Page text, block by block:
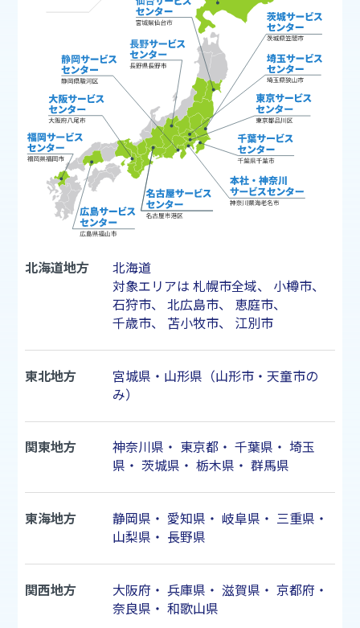
北海道地方
北海道
対象エリアは 札幌市全域、 小樽市、
石狩市、 北広島市、 恵庭市、
千歳市、 苫小牧市、 江別市
東北地方
宮城県・山形県（山形市・天童市の
み）
関東地方 神奈川県 ・ 東京都・ 千葉県 ・ 埼玉
県 ・ 茨城県 ・ 栃木県 ・ 群馬県
東海地方 静岡県 ・ 愛知県 ・ 岐阜県 ・ 三重県 ・
山梨県 ・ 長野県
関西地方 大阪府 ・ 兵庫県 ・ 滋賀県 ・ 京都府 ・
奈良県 ・ 和歌山県